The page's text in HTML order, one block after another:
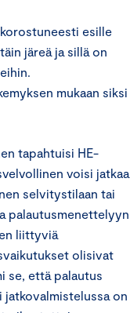
esille
järeä ja sillä on
mukaan siksi
tapahtuisi HE-
voisi jatkaa
selvitystilaan tai
palautusmenettelyyn
liittyviä
olisivat
se, että palautus
on